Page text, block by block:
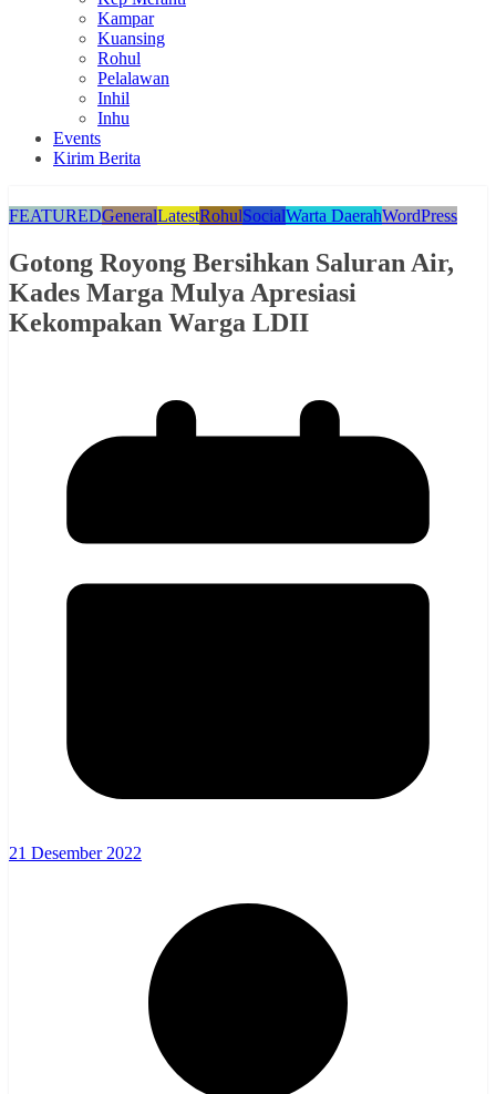
Kampar
Kuansing
Rohul
Pelalawan
Inhil
Inhu
Events
Kirim Berita
FEATUREDGeneralLatestRohulSocialWarta DaerahWordPress
Gotong Royong Bersihkan Saluran Air,
Kades Marga Mulya Apresiasi
Kekompakan Warga LDII
21 Desember 2022